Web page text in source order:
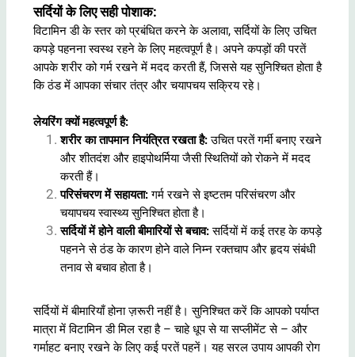
सर्दियों के लिए सही पोशाक:
विटामिन डी के स्तर को प्रबंधित करने के अलावा, सर्दियों के लिए उचित
कपड़े पहनना स्वस्थ रहने के लिए महत्वपूर्ण है। अपने कपड़ों की परतें
आपके शरीर को गर्म रखने में मदद करती हैं, जिससे यह सुनिश्चित होता है
कि ठंड में आपका संचार तंत्र और चयापचय सक्रिय रहे।
लेयरिंग क्यों महत्वपूर्ण है:
शरीर का तापमान नियंत्रित रखता है:उचित परतें गर्मी बनाए रखने
और शीतदंश और हाइपोथर्मिया जैसी स्थितियों को रोकने में मदद
करती हैं।
परिसंचरण में सहायता:गर्म रखने से इष्टतम परिसंचरण और
चयापचय स्वास्थ्य सुनिश्चित होता है।
सर्दियों में होने वाली बीमारियों से बचाव:सर्दियों में कई तरह के कपड़े
पहनने से ठंड के कारण होने वाले निम्न रक्तचाप और हृदय संबंधी
तनाव से बचाव होता है।
सर्दियों में बीमारियाँ होना ज़रूरी नहीं है। सुनिश्चित करें कि आपको पर्याप्त
मात्रा में विटामिन डी मिल रहा है – चाहे धूप से या सप्लीमेंट से – और
गर्माहट बनाए रखने के लिए कई परतें पहनें। यह सरल उपाय आपकी रोग